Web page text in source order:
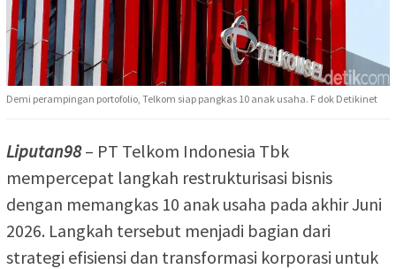
Demi perampingan portofolio, Telkom siap pangkas 10 anak usaha. F dok Detikinet
Liputan98– PT Telkom Indonesia Tbk
mempercepat langkah restrukturisasi bisnis
dengan memangkas 10 anak usaha pada akhir Juni
2026. Langkah tersebut menjadi bagian dari
strategi efisiensi dan transformasi korporasi untuk